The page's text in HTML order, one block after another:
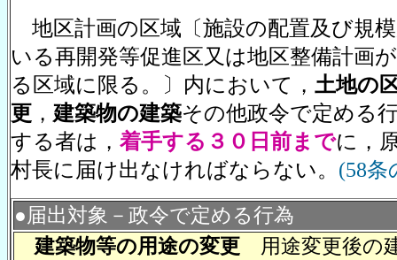
地区計画の区域〔施設の配置及び規
いる再開発等促進区又は地区整備計画
る区域に限る。〕内において， 土地の
更 ， 建築物の建築その他政令で定める
する者は， 着手する３０日前までに，
村長に届け出なければならない。 (58条
●届出対象－政令で定める行為
建築物等の用途の変更 用途変更後の